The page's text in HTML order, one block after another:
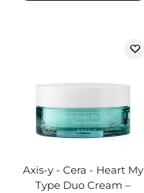
Axis-y - Cera - Heart My
Type Duo Cream –